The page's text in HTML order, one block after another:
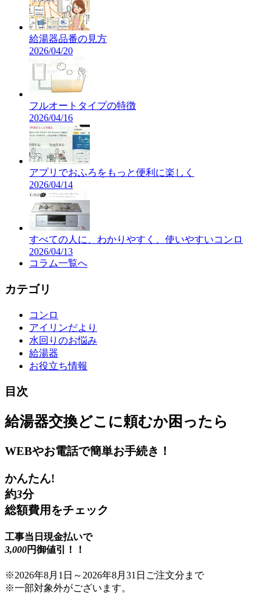
給湯器品番の見方
2026/04/20
フルオートタイプの特徴
2026/04/16
アプリでおふろをもっと便利に楽しく
2026/04/14
すべての人に、わかりやすく、使いやすいコンロ
2026/04/13
コラム一覧へ
カテゴリ
コンロ
アイリンだより
水回りのお悩み
給湯器
お役立ち情報
目次
給湯器交換どこに頼むか困ったら
WEBやお電話で簡単お手続き！
かんたん!
約3分
総額費用をチェック
工事当日現金払いで
3,000円御値引！！
※2026年8月1日 ～ 2026年8月31日 ご注文分まで
※一部対象外がございます。